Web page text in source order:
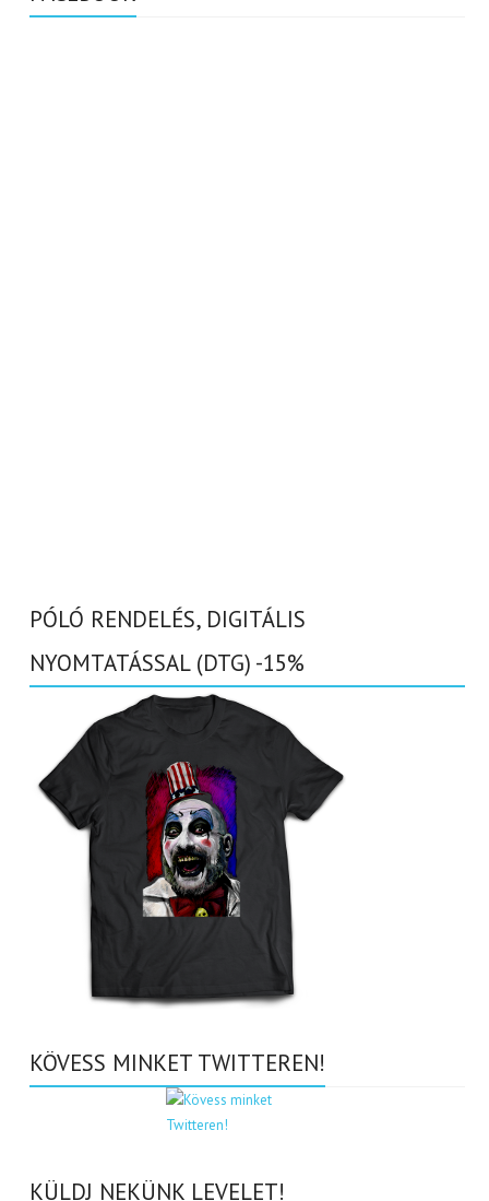
PÓLÓ RENDELÉS, DIGITÁLIS
NYOMTATÁSSAL (DTG) -15%
KÖVESS MINKET TWITTEREN!
KÜLDJ NEKÜNK LEVELET!